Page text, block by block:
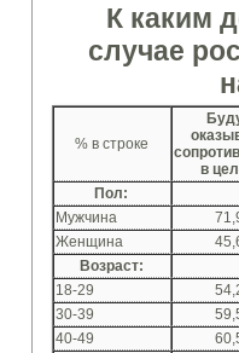
К каким
случае
% в строке
в
Пол:
Мужчина
Женщина
Возраст:
18-29
30-39
40-49